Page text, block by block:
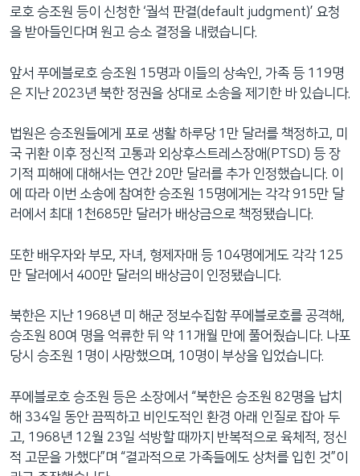
으
로호 승조원 등이 신청한 ‘궐석 판결(default judgment)’ 요청
을 받아들인다며 원고 승소 결정을 내렸습니다.
앞서 푸에블로호 승조원 15명과 이들의 상속인, 가족 등 119명
은 지난 2023년 북한 정권을 상대로 소송을 제기한 바 있습니다.
법원은 승조원들에게 포로 생활 하루당 1만 달러를 책정하고, 미
국 귀환 이후 정신적 고통과 외상후스트레스장애(PTSD) 등 장
기적 피해에 대해서는 연간 20만 달러를 추가 인정했습니다. 이
에 따라 이번 소송에 참여한 승조원 15명에게는 각각 915만 달
러에서 최대 1천685만 달러가 배상금으로 책정됐습니다.
또한 배우자와 부모, 자녀, 형제자매 등 104명에게도 각각 125
만 달러에서 400만 달러의 배상금이 인정됐습니다.
북한은 지난 1968년 미 해군 정보수집함 푸에블로호를 공격해,
승조원 80여 명을 억류한 뒤 약 11개월 만에 풀어줬습니다. 나포
당시 승조원 1명이 사망했으며, 10명이 부상을 입었습니다.
푸에블로호 승조원 등은 소장에서 “북한은 승조원 82명을 납치
해 334일 동안 끔찍하고 비인도적인 환경 아래 인질로 잡아 두
고, 1968년 12월 23일 석방할 때까지 반복적으로 육체적, 정신
적 고문을 가했다”며 “결과적으로 가족들에도 상처를 입힌 것”이